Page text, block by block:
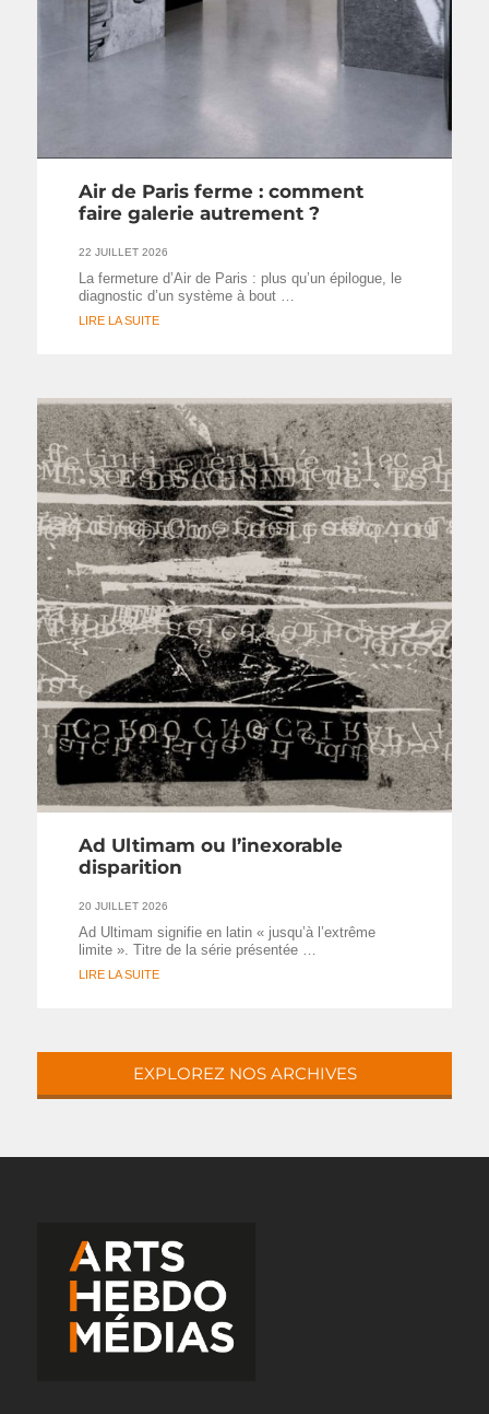
Air de Paris ferme : comment
faire galerie autrement ?
22 JUILLET 2026
La fermeture d’Air de Paris : plus qu’un épilogue, le
diagnostic d’un système à bout …
LIRE LA SUITE
Ad Ultimam ou l’inexorable
disparition
20 JUILLET 2026
Ad Ultimam signifie en latin « jusqu’à l’extrême
limite ». Titre de la série présentée …
LIRE LA SUITE
EXPLOREZ NOS ARCHIVES